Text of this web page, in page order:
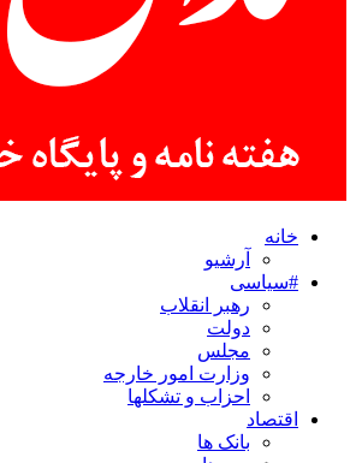
خانه
آرشیو
#سیاسی
رهبر انقلاب
دولت
مجلس
وزارت امور خارجه
احزاب و تشکلها
اقتصاد
بانک ها